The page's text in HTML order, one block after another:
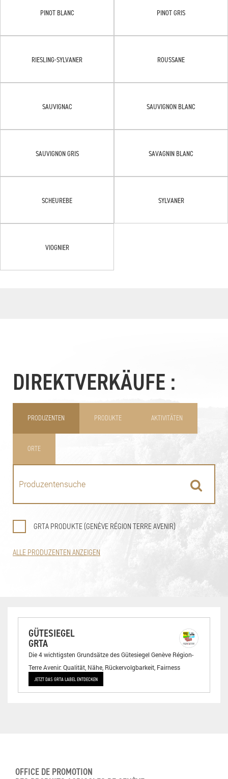
PINOT BLANC PINOT GRIS
RIESLING-SYLVANER ROUSSANE
SAUVIGNAC SAUVIGNON BLANC
SAUVIGNON GRIS SAVAGNIN BLANC
SCHEUREBE SYLVANER
VIOGNIER
DIREKTVERKÄUFE :
PRODUZENTEN PRODUKTE AKTIVITÄTEN
ORTE
GRTA PRODUKTE (GENÈVE RÉGION TERRE AVENIR)
ALLE PRODUZENTEN ANZEIGEN
GÜTESIEGEL
GRTA
Die 4 wichtigsten Grundsätze des Gütesiegel Genève Région-
Terre Avenir: Qualität, Nähe, Rückervolgbarkeit, Fairness
JETZT DAS GRTA LABEL ENTDECKEN
OFFICE DE PROMOTION